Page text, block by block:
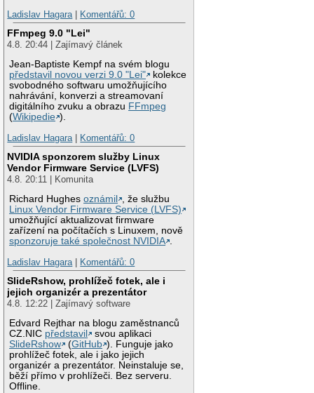
Ladislav Hagara| Komentářů: 0
FFmpeg 9.0 "Lei"
4.8. 20:44 | Zajímavý článek
Jean-Baptiste Kempf na svém blogu
představil novou verzi 9.0 "Lei"
kolekce
svobodného softwaru umožňujícího
nahrávání, konverzi a streamovaní
digitálního zvuku a obrazu FFmpeg
(Wikipedie ).
Ladislav Hagara| Komentářů: 0
NVIDIA sponzorem služby Linux
Vendor Firmware Service (LVFS)
4.8. 20:11 | Komunita
Richard Hughesoznámil
, že službu
Linux Vendor Firmware Service (LVFS)
umožňující aktualizovat firmware
zařízení na počítačích s Linuxem, nově
sponzoruje také společnost NVIDIA .
Ladislav Hagara| Komentářů: 0
SlideRshow, prohlížeč fotek, ale i
jejich organizér a prezentátor
4.8. 12:22 | Zajímavý software
Edvard Rejthar na blogu zaměstnanců
CZ.NIC představil
svou aplikaci
SlideRshow
(GitHub ). Funguje jako
prohlížeč fotek, ale i jako jejich
organizér a prezentátor. Neinstaluje se,
běží přímo v prohlížeči. Bez serveru.
Offline.